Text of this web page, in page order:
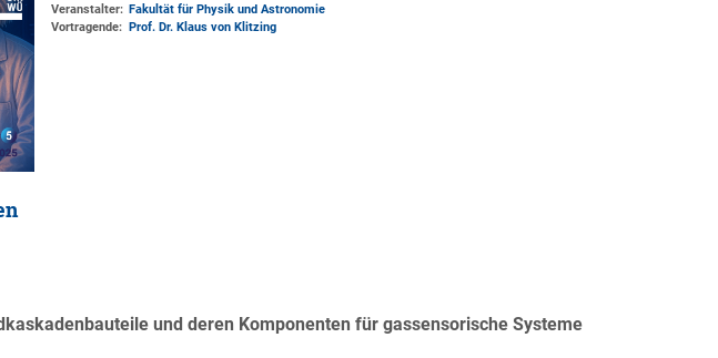
Veranstalter: Fakultät für Physik und Astronomie
Vortragende: Prof. Dr. Klaus von Klitzing
und deren Komponenten für gassensorische Systeme